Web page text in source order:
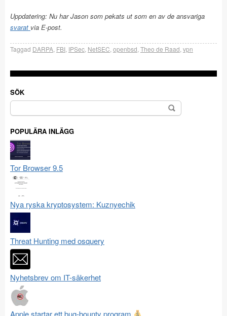
Uppdatering: Nu har Jason som pekats ut som en av de ansvariga
svarat via E-post.
Taggad DARPA FBI IPSec NetSEC openbsd Theo de Raad vpn
SÖK
Sök
efter:
POPULÄRA INLÄGG
Tor Browser 9.5
Nya ryska kryptosystem: Kuznyechik
Threat Hunting med osquery
Nyhetsbrev om IT-säkerhet
Apple startar ett bug-bounty program